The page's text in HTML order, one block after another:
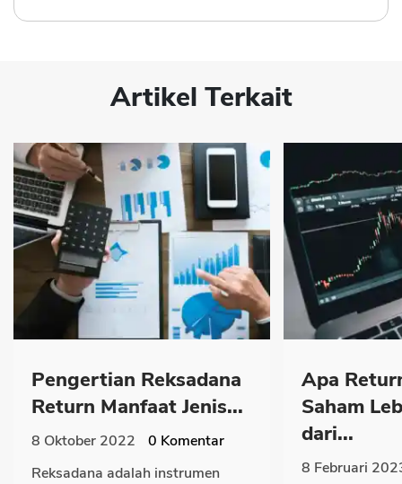
Artikel Terkait
Pengertian Reksadana
Return Manfaat Jenis...
8 Oktober 2022 0 Komentar
Reksadana adalah instrumen
Apa
Saham
dari...
8 Februari